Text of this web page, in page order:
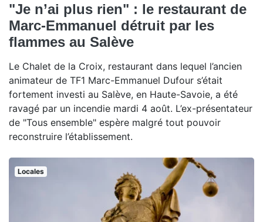
"Je n’ai plus rien" : le restaurant de
Marc-Emmanuel détruit par les
flammes au Salève
Le Chalet de la Croix, restaurant dans lequel l’ancien
animateur de TF1 Marc-Emmanuel Dufour s’était
fortement investi au Salève, en Haute-Savoie, a été
ravagé par un incendie mardi 4 août. L’ex-présentateur
de "Tous ensemble" espère malgré tout pouvoir
reconstruire l’établissement.
Locales